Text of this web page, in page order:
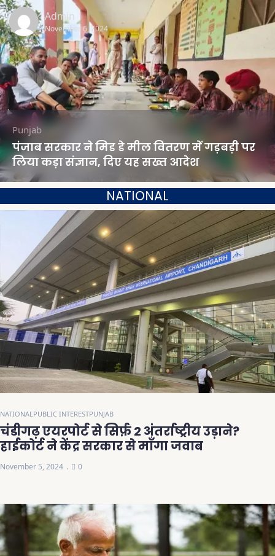
Admin
November 6, 2024
Punjab
पंजाब सरकार ने मिड डे मील वितरण में गड़बड़ी पर
लिया कड़ा संज्ञान, दिए यह सख्त आदेश
NATIONAL
NATIONALPUBLIC INTERESTPUNJAB
चंडीगढ़ एयरपोर्ट से सिर्फ़ 2 अंतर्राष्ट्रीय उड़ाने?
हाईकोर्ट ने केंद्र सरकार से माँगा जवाब
November 5, 2024 0